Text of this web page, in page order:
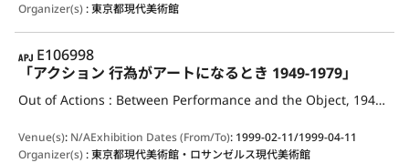
Organizer(s):東京都現代美術館
APJ
E106998
「アクション 行為がアートになるとき 1949-1979」
Out of Actions : Between Performance and the Object, 1949-1979
Venue(s): N/AExhibition Dates (From/To): 1999-02-11/1999-04-11
Organizer(s):東京都現代美術館・ロサンゼルス現代美術館